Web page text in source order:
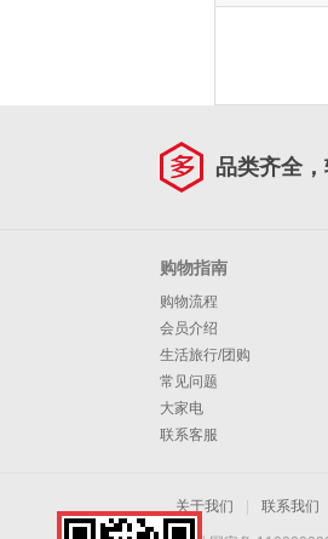
品类齐全
购物指南
购物流程
会员介绍
生活旅行/团购
常见问题
大家电
联系客服
关于我们 联系我们